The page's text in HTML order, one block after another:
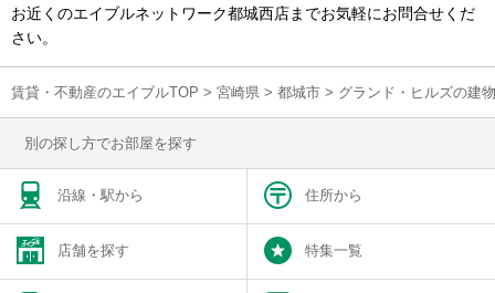
お近くのエイブルネットワーク都城西店までお気軽にお問合せくだ
さい。
賃貸・不動産のエイブルTOP > 宮崎県 > 都城市 > グランド・ヒルズの建
別の探し方でお部屋を探す
沿線・駅から 住所から
店舗を探す 特集一覧